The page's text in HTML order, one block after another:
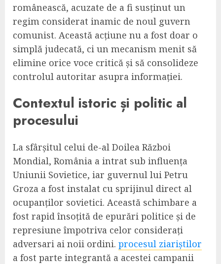
românească, acuzate de a fi susținut un
regim considerat inamic de noul guvern
comunist. Această acțiune nu a fost doar o
simplă judecată, ci un mecanism menit să
elimine orice voce critică și să consolideze
controlul autoritar asupra informației.
Contextul istoric și politic al
procesului
La sfârșitul celui de-al Doilea Război
Mondial, România a intrat sub influența
Uniunii Sovietice, iar guvernul lui Petru
Groza a fost instalat cu sprijinul direct al
ocupanților sovietici. Această schimbare a
fost rapid însoțită de epurări politice și de
represiune împotriva celor considerați
adversari ai noii ordini. procesul ziariștilor
a fost parte integrantă a acestei campanii